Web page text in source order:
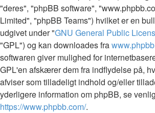
"deres", "phpBB software",
Limited", "phpBB Teams") hvilket er en
udgivet under "GNU General Public
"GPL") og kan downloades fra
softwaren giver mulighed for
GPL'en afskærer dem fra indflydelse på,
afviser som tilladeligt indhold og/eller
yderligere information om phpBB, se
https://www.phpbb.com/.